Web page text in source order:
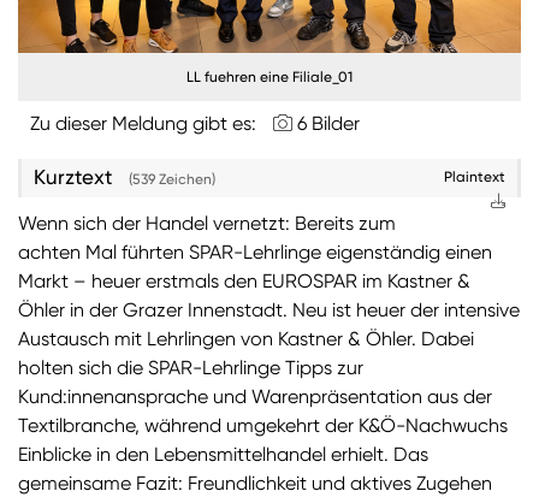
ANMELDEN
Sie wollen unsere aktuellen Medienmitteilungen
einfach Ihre Daten in unseren
Presseverteiler
(Bitte beachten Sie, dass der Presseverteiler
Privatpersonen gedacht ist)
Zum Presseverteiler
Sie wollen Informationen über aktuelle Aktionen,
Produktneuheiten, attraktive Gewinnspiele uvm.
erhalten? Dann melden Sie sich zumSPAR
Newsletteran:
Zum SPAR Newsletter
LL fuehren eine Filiale_01
Zu dieser Meldung gibt es: 6 Bilder
Kurztext (539 Zeichen) Plaintext
Wenn sich der Handel vernetzt: Bereits zum
achten Mal führten SPAR-Lehrlinge eigenständig einen
Markt – heuer erstmals den EUROSPAR im Kastner &
Öhler in der Grazer Innenstadt. Neu ist heuer der intensive
Austausch mit Lehrlingen von Kastner & Öhler. Dabei
holten sich die SPAR-Lehrlinge Tipps zur
Kund:innenansprache und Warenpräsentation aus der
Textilbranche, während umgekehrt der K&Ö-Nachwuchs
Einblicke in den Lebensmittelhandel erhielt. Das
gemeinsame Fazit: Freundlichkeit und aktives Zugehen